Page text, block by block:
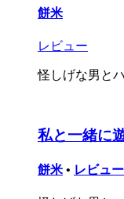
餅米
レビュー
怪しげな男と
私と一緒に
餅米 • レビュー